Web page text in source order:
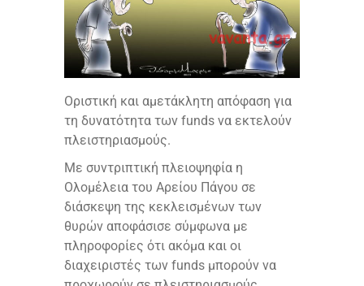
Οριστική και αμετάκλητη απόφαση για
τη δυνατότητα των funds να εκτελούν
πλειστηριασμούς.
Με συντριπτική πλειοψηφία η
Ολομέλεια του Αρείου Πάγου σε
διάσκεψη της κεκλεισμένων των
θυρών αποφάσισε σύμφωνα με
πληροφορίες ότι ακόμα και οι
διαχειριστές των funds μπορούν να